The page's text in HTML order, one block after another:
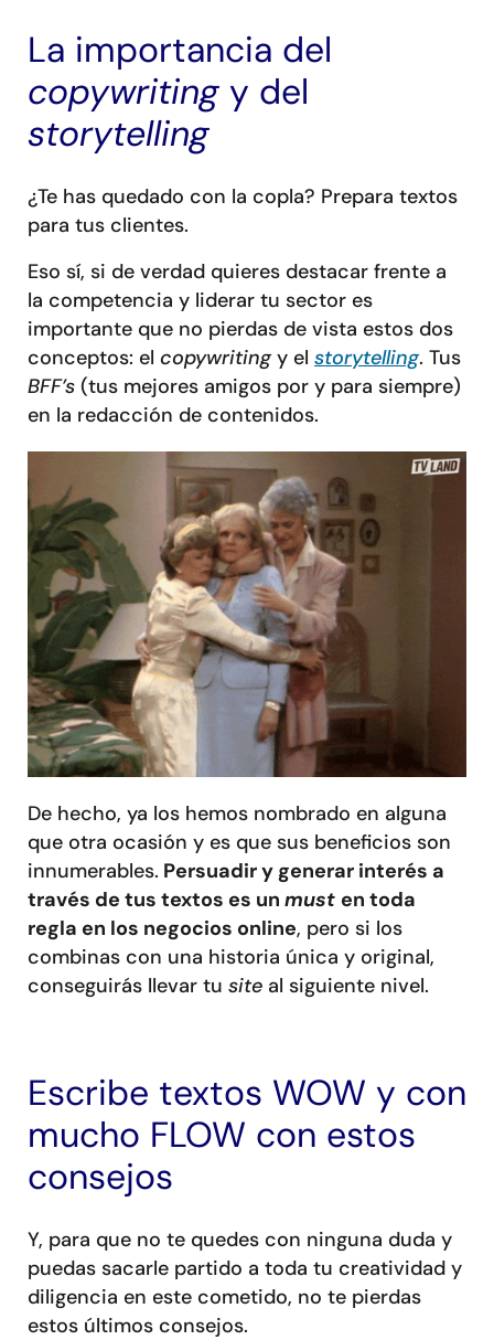
La importancia del
copywriting y del
storytelling
¿Te has quedado con la copla? Prepara textos
para tus clientes.
Eso sí, si de verdad quieres destacar frente a
la competencia y liderar tu sector es
importante que no pierdas de vista estos dos
conceptos: el copywritingy el storytelling. Tus
BFF’s (tus mejores amigos por y para siempre)
en la redacción de contenidos.
De hecho, ya los hemos nombrado en alguna
que otra ocasión y es que sus beneficios son
innumerables. Persuadir y generar interés a
través de tus textos es un must en toda
regla en los negocios online, pero si los
combinas con una historia única y original,
conseguirás llevar tu site al siguiente nivel.
Escribe textos WOW y con
mucho FLOW con estos
consejos
Y, para que no te quedes con ninguna duda y
puedas sacarle partido a toda tu creatividad y
diligencia en este cometido, no te pierdas
estos últimos consejos.